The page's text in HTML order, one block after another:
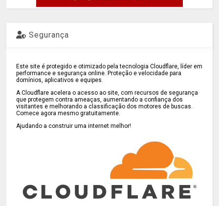
Segurança
Este site é protegido e otimizado pela tecnologia Cloudflare, líder em
performance e segurança online. Proteção e velocidade para
domínios, aplicativos e equipes.
A Cloudflare acelera o acesso ao site, com recursos de segurança
que protegem contra ameaças, aumentando a confiança dos
visitantes e melhorando a classificação dos motores de buscas.
Comece agora mesmo gratuitamente.
Ajudando a construir uma internet melhor!